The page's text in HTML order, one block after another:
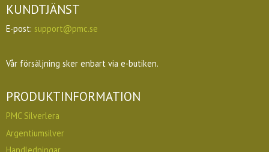
KUNDTJÄNST
E-post: support@pmc.se
Vår försäljning sker enbart via e-butiken.
PRODUKTINFORMATION
PMC Silverlera
Argentiumsilver